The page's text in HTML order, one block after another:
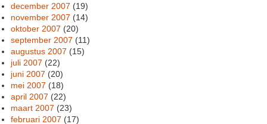
december 2007 (19)
november 2007 (14)
oktober 2007 (20)
september 2007 (11)
augustus 2007 (15)
juli 2007 (22)
juni 2007 (20)
mei 2007 (18)
april 2007 (22)
maart 2007 (23)
februari 2007 (17)